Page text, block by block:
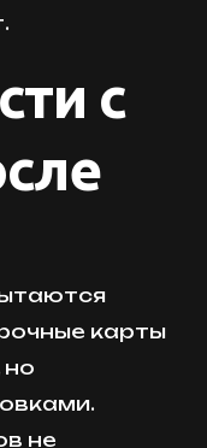
с
карты
но
не